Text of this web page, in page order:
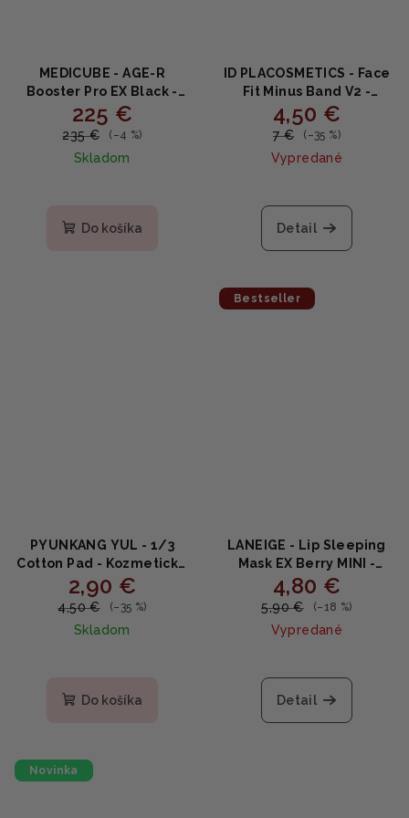
MEDICUBE - AGE-R
Booster Pro EX Black -
Profesionálny
kozmetický prístroj s
mikroprúdmi a LED
terapiou + PDRN Booster
225 €
235 € (–4 %)
Skladom
produktu
Do košíka
ID PLACOSMETICS - Face
Fit Minus Band V2 -
Liftingový band na líniu s
niacinamidom, peptidmi
a kyselinou
hyalurónovou 1 ks
4,50 €
7 € (–35 %)
Vypredané
Detail
PYUNKANG YUL - 1/3
Cotton Pad - Kozmetické
tampóny z bavlny na
tonikum 160ks
2,90 €
4,50 € (–35 %)
Skladom
produktu
Do košíka
Bestseller
LANEIGE - Lip Sleeping
Mask EX Berry MINI -
Výživná nočná maska na
pery s bobuľovým
koktejlom 3g
4,80 €
5,90 € (–18 %)
Vypredané
hodnotenie
produktu
Detail
Novinka